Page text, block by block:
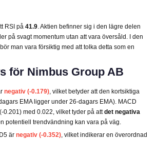
RSI på 41.9. Aktien befinner sig i den lägre delen
på svagt momentum utan att vara översåld. I den
man vara försiktig med att tolka detta som en
för Nimbus Group AB
negativ (-0.179), vilket betyder att den kortsiktiga
EMA ligger under 26-dagars EMA). MACD
0.201) med 0.022, vilket tyder på attdet negativa
potentiell trendvändning kan vara på väg.
är negativ (-0.352), vilket indikerar en överordnad